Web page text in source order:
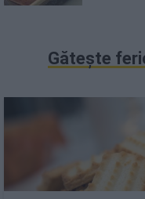
Gătește